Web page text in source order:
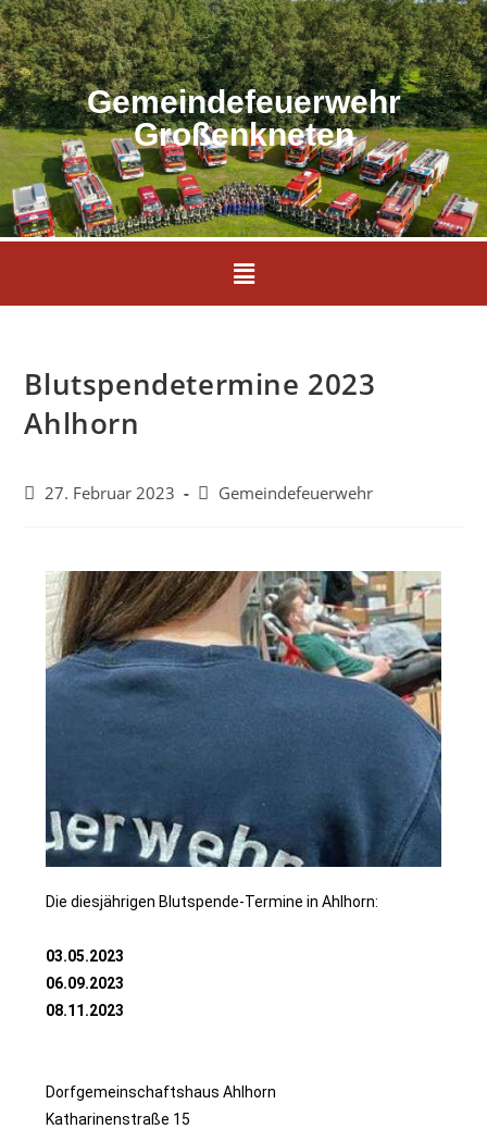
Gemeindefeuerwehr
Großenkneten
Blutspendetermine 2023
Ahlhorn
27. Februar 2023 Gemeindefeuerwehr
Die diesjährigen Blutspende-Termine in Ahlhorn:
03.05.2023
06.09.2023
08.11.2023
Dorfgemeinschaftshaus Ahlhorn
Katharinenstraße 15